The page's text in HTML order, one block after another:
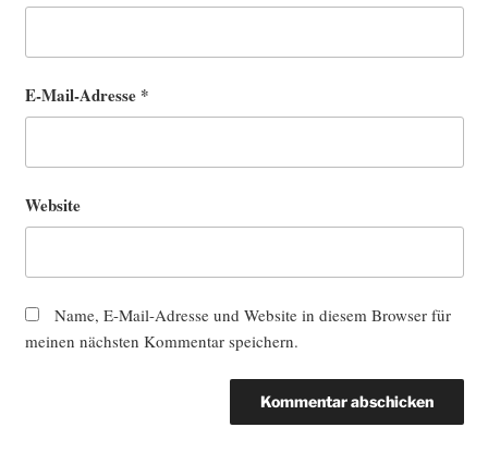
E-Mail-Adresse *
Website
Name, E-Mail-Adresse und Website in diesem Browser für
meinen nächsten Kommentar speichern.